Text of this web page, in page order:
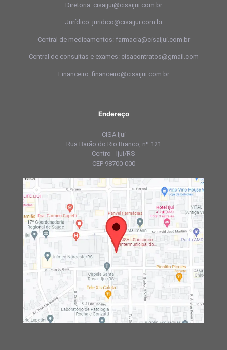
Diretoria: cisaijui@cisaijui.com.br
Jurídico: juridico@cisaijui.com.br
Central de medicamentos: farmacia@cisaijui.com.br
Central de consultas e exames: cisacontratos@gmail.com
Financeiro: financeiro@cisaijui.com.br
Endereço
CISA Ijuí
Rua Barão do Rio Branco, nº 121
Centro - Ijuí/RS
CEP 98700-000